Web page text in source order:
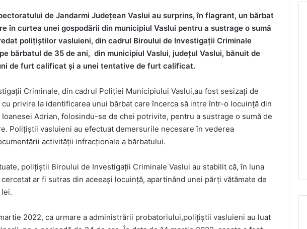
de Jandarmi Județean Vaslui au surprins, în flagrant, un bărbat
în curtea unei gospodării din municipiul Vaslui pentru a sustrage o sumă
polițiștilor vasluieni, din cadrul Biroului de Investigații Criminale
bărbatul de 35 de ani, din municipiul Vaslui, județul Vaslui, bănuit de
de furt calificat și a unei tentative de furt calificat.
Criminale, din cadrul Poliției Municipiului Vaslui,au fost sesizați de
privire la identificarea unui bărbat care încerca să intre într-o locuință din
Adrian, folosindu-se de chei potrivite, pentru a sustrage o sumă de
Polițiștii vasluieni au efectuat demersurile necesare în vederea
activității infracționale a bărbatului.
polițiștii Biroului de Investigații Criminale Vaslui au stabilit că, în luna
ar fi sutras din aceeași locuință, apartinând unei părți vătămate de
lei.
2022, ca urmare a administrării probatoriului,poliţiştii vasluieni au luat